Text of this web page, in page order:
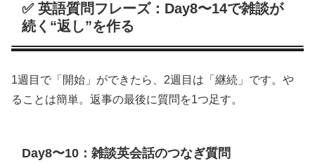
✅ 英語質問フレーズ：Day8〜14で雑談が
続く“返し”を作る
1週目で「開始」ができたら、2週目は「継続」です。や
ることは簡単。返事の最後に質問を1つ足す。
Day8〜10：雑談英会話のつなぎ質問